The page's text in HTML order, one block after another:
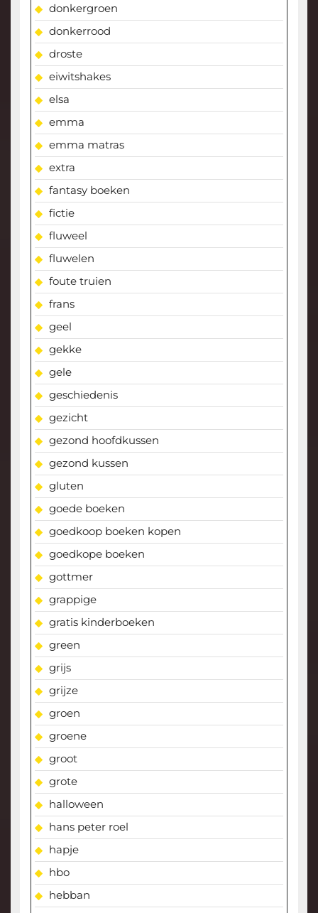
donkergroen
donkerrood
droste
eiwitshakes
elsa
emma
emma matras
extra
fantasy boeken
fictie
fluweel
fluwelen
foute truien
frans
geel
gekke
gele
geschiedenis
gezicht
gezond hoofdkussen
gezond kussen
gluten
goede boeken
goedkoop boeken kopen
goedkope boeken
gottmer
grappige
gratis kinderboeken
green
grijs
grijze
groen
groene
groot
grote
halloween
hans peter roel
hapje
hbo
hebban